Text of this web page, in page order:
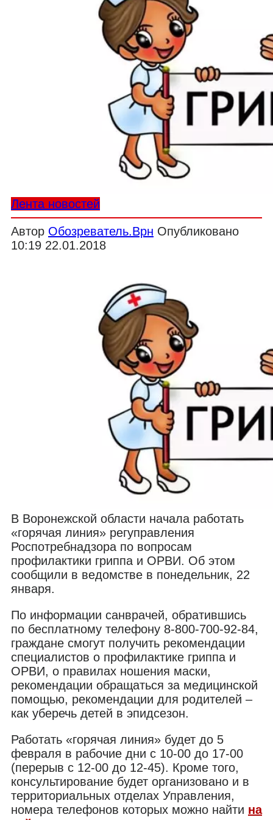
Лента новостей
Автор Обозреватель.Врн Опубликовано
10:19 22.01.2018
В Воронежской области начала работать
«горячая линия» регуправления
Роспотребнадзора по вопросам
профилактики гриппа и ОРВИ. Об этом
сообщили в ведомстве в понедельник, 22
января.
По информации санврачей, обратившись
по бесплатному телефону 8-800-700-92-84,
граждане смогут получить рекомендации
специалистов о профилактике гриппа и
ОРВИ, о правилах ношения маски,
рекомендации обращаться за медицинской
помощью, рекомендации для родителей –
как уберечь детей в эпидсезон.
Работать «горячая линия» будет до 5
февраля в рабочие дни с 10-00 до 17-00
(перерыв с 12-00 до 12-45). Кроме того,
консультирование будет организовано и в
территориальных отделах Управления,
номера телефонов которых можно найти на